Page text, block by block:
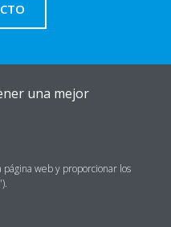
una mejor
web y proporcionar los